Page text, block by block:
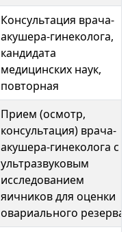
Консультация врача-
акушера-гинеколога,
кандидата
медицинских наук,
повторная
Прием (осмотр,
консультация) врача-
акушера-гинеколога с
ультразвуковым
исследованием
яичников для оценки
овариального резерва